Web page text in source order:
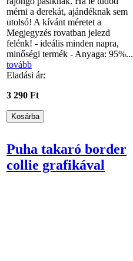
mérni a derekát, ajándéknak sem
utolsó! A kívánt méretet a
Megjegyzés rovatban jelezd
felénk! - ideális minden napra,
minőségi termék - Anyaga: 95%...
tovább
Eladási ár:
3 290 Ft
Puha takaró border
collie grafikával